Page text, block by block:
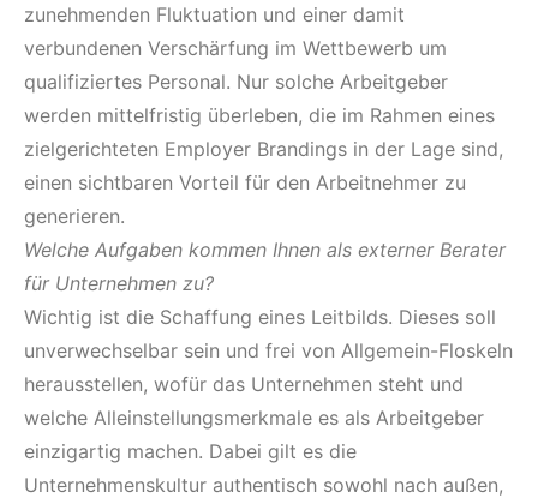
zunehmenden Fluktuation und einer damit
verbundenen Verschärfung im Wettbewerb um
qualifiziertes Personal. Nur solche Arbeitgeber
werden mittelfristig überleben, die im Rahmen eines
zielgerichteten Employer Brandings in der Lage sind,
einen sichtbaren Vorteil für den Arbeitnehmer zu
generieren.
Welche Aufgaben kommen Ihnen als externer Berater
für Unternehmen zu?
Wichtig ist die Schaffung eines Leitbilds. Dieses soll
unverwechselbar sein und frei von Allgemein-Floskeln
herausstellen, wofür das Unternehmen steht und
welche Alleinstellungsmerkmale es als Arbeitgeber
einzigartig machen. Dabei gilt es die
Unternehmenskultur authentisch sowohl nach außen,